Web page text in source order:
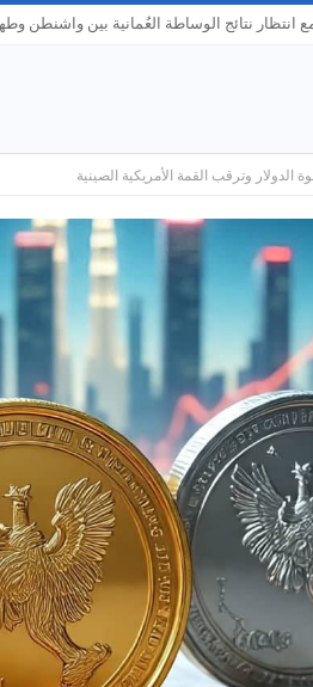
انتظار نتائج الوساطة العُمانية بين واشنطن
الدولار وترقب القمة الأمريكية الصينية